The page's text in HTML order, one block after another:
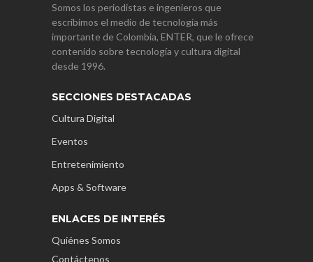
Somos los periodistas e ingenieros que
escribimos el medio de tecnología más
importante de Colombia, ENTER, que le ofrece
contenido sobre tecnología y cultura digital
desde 1996.
SECCIONES DESTACADAS
Cultura Digital
Eventos
Entretenimiento
Apps & Software
ENLACES DE INTERÉS
Quiénes Somos
Contáctenos